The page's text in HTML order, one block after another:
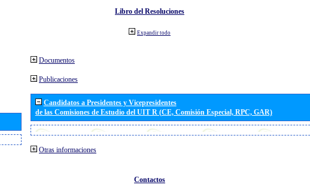
Libro del Resoluciones
Expandir todo
Documentos
Publicaciones
Candidatos a Presidentes y Vicepresidentes
de las Comisiones de Estudio del UIT R (CE, Comisión Especial, RPC, GAR)
Otras informaciones
Contactos